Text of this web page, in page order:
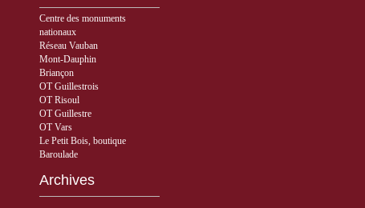
Centre des monuments
nationaux
Réseau Vauban
Mont-Dauphin
Briançon
OT Guillestrois
OT Risoul
OT Guillestre
OT Vars
Le Petit Bois, boutique
Baroulade
Archives